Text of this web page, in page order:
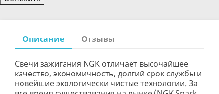
Описание Отзывы
Свечи зажигания NGK отличает высочайшее
качество, экономичность, долгий срок службы и
новейшие экологически чистые технологии. За